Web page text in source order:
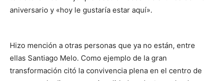
aniversario y «hoy le gustaría estar aquí».
Hizo mención a otras personas que ya no están, entre
ellas Santiago Melo. Como ejemplo de la gran
transformación citó la convivencia plena en el centro de